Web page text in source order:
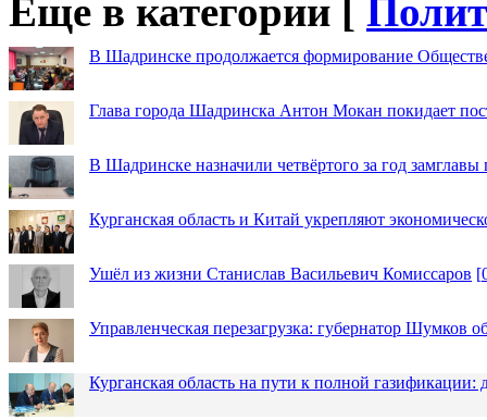
Еще в категории [
В Шадринске продолжается формирование
Глава города Шадринска Антон Мокан покидает
В Шадринске назначили четвёртого за год замглавы
Курганская область и Китай укрепляют
Ушёл из жизни Станислав Васильевич Комиссаров [
Управленческая перезагрузка: губернатор Шумков
Курганская область на пути к полной